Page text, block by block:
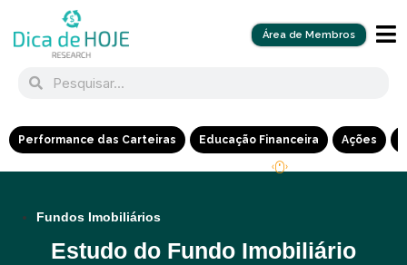
Área de Membros
Performance das Carteiras Educação Financeira Ações
Fundos Imobiliários
Estudo do Fundo Imobiliário